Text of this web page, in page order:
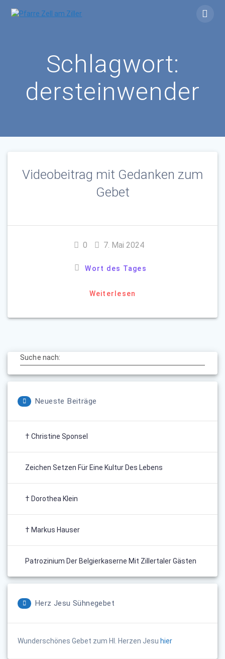
Schlagwort:
dersteinwender
Videobeitrag mit Gedanken zum
Gebet
0 7. Mai 2024
Wort des Tages
Weiterlesen
Suche nach:
Neueste Beiträge
† Christine Sponsel
Zeichen Setzen Für Eine Kultur Des Lebens
† Dorothea Klein
† Markus Hauser
Patrozinium Der Belgierkaserne Mit Zillertaler Gästen
Herz Jesu Sühnegebet
Wunderschönes Gebet zum Hl. Herzen Jesu hier